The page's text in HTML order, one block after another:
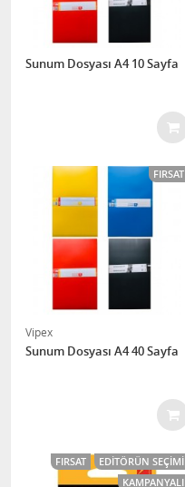
Sunum Dosyası A4 10 Sayfa
FIRSAT
Vipex
Sunum Dosyası A4 40 Sayfa
FIRSAT
EDITÖRÜN SEÇIMI
KAMPANYALI